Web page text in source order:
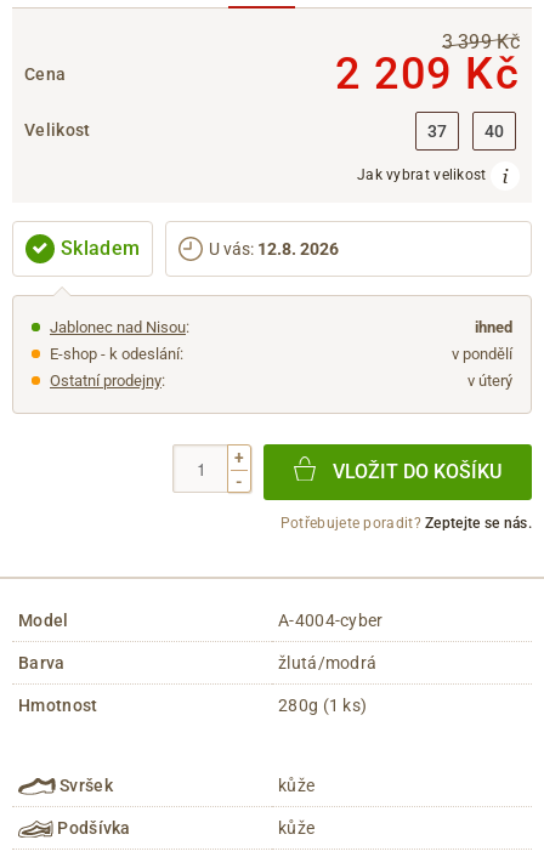
Cena
3 399 Kč
2 209 Kč
Velikost 37 40
Jak vybrat velikost
Skladem U vás: 12.8. 2026
Jablonec nad Nisou:
ihned
E-shop - k odeslání:
v pondělí
Ostatní prodejny: v úterý
+
-
VLOŽIT DO KOŠÍKU
Potřebujete poradit?Zeptejte se nás.
Model A-4004-cyber
Barva žlutá/modrá
Hmotnost 280g (1 ks)
Svršek kůže
Podšívka kůže